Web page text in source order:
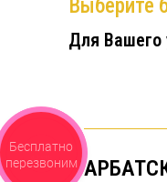
Выберите
Для Вашего
Бесплатно
перезвоним